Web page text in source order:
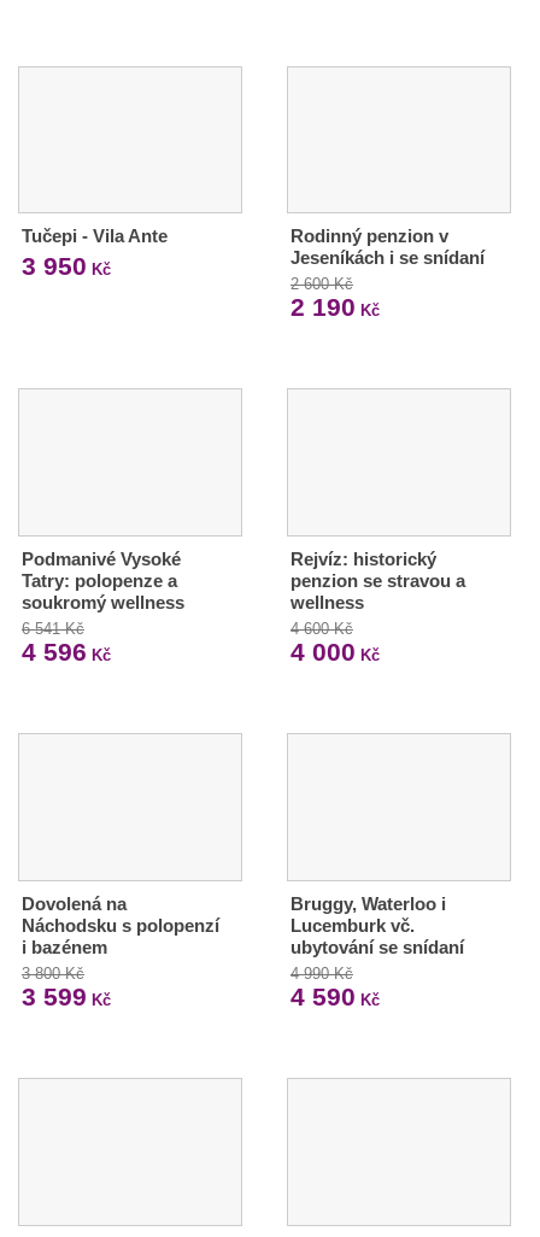
Tučepi - Vila Ante
3 950 Kč
Rodinný penzion v
Jeseníkách i se snídaní
2 600 Kč
2 190 Kč
Podmanivé Vysoké
Tatry: polopenze a
soukromý wellness
6 541 Kč
4 596 Kč
Rejvíz: historický
penzion se stravou a
wellness
4 600 Kč
4 000 Kč
Dovolená na
Náchodsku s polopenzí
i bazénem
3 800 Kč
3 599 Kč
Bruggy, Waterloo i
Lucemburk vč.
ubytování se snídaní
4 990 Kč
4 590 Kč